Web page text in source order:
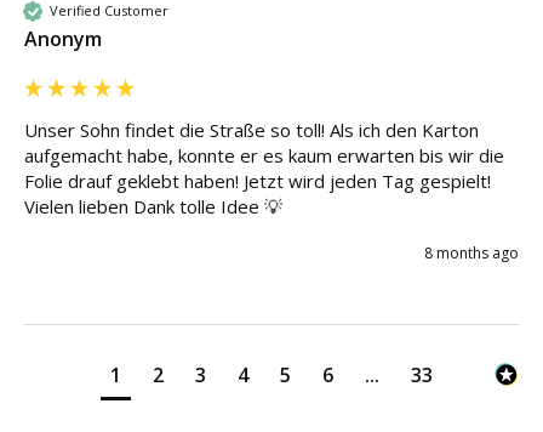
Verified Customer
Anonym
Unser Sohn findet die Straße so toll! Als ich den Karton
aufgemacht habe, konnte er es kaum erwarten bis wir die
Folie drauf geklebt haben! Jetzt wird jeden Tag gespielt!
Vielen lieben Dank tolle Idee 💡
8 months ago
1 2 3 4 5 6 ... 33